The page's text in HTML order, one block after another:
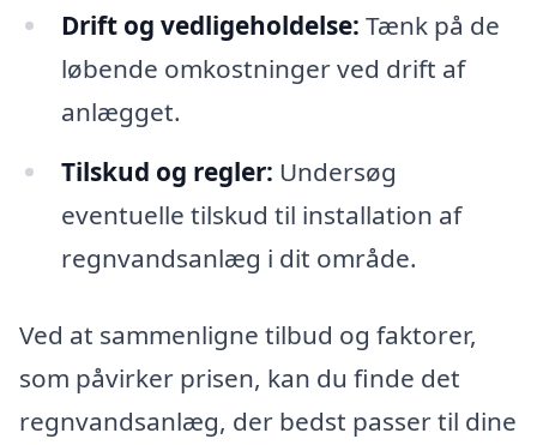
Drift og vedligeholdelse: Tænk på de
løbende omkostninger ved drift af
anlægget.
Tilskud og regler: Undersøg
eventuelle tilskud til installation af
regnvandsanlæg i dit område.
Ved at sammenligne tilbud og faktorer,
som påvirker prisen, kan du finde det
regnvandsanlæg, der bedst passer til dine